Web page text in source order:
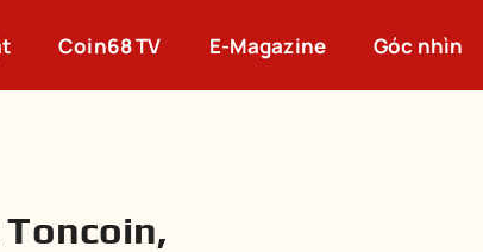
Coin68 TV E-Magazine Góc nhìn